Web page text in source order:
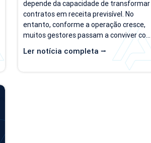
Ler notícia completa ⭢
depende da capacidade de transformar
contratos em receita previsível. No
entanto, conforme a operação cresce,
muitos gestores passam a conviver com
um cenário de incerteza. Existe carteira
de clientes, há contratos ativos e novos
negócios acontecendo, mas responder